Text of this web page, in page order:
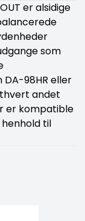
er alsidige
som
98HR eller
andet
er kompatible
til